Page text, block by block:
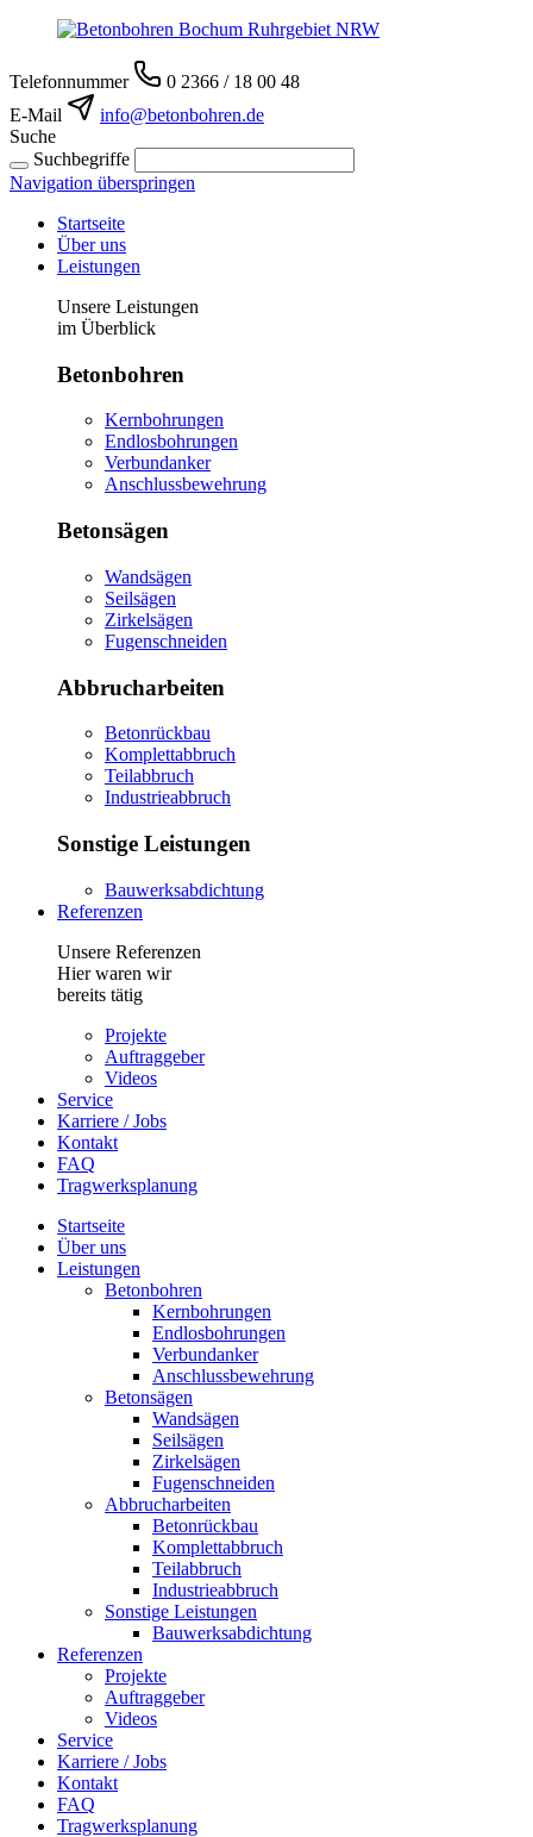
Telefonnummer
0 2366 / 18 00 48
E-Mail
info@betonbohren.de
Suche
Suchbegriffe
Navigation überspringen
Startseite
Über uns
Leistungen
Unsere Leistungen
im Überblick
Betonbohren
Kernbohrungen
Endlosbohrungen
Verbundanker
Anschlussbewehrung
Betonsägen
Wandsägen
Seilsägen
Zirkelsägen
Fugenschneiden
Abbrucharbeiten
Betonrückbau
Komplettabbruch
Teilabbruch
Industrieabbruch
Sonstige Leistungen
Bauwerksabdichtung
Referenzen
Unsere Referenzen
Hier waren wir
bereits tätig
Projekte
Auftraggeber
Videos
Service
Karriere / Jobs
Kontakt
FAQ
Tragwerksplanung
Startseite
Über uns
Leistungen
Betonbohren
Kernbohrungen
Endlosbohrungen
Verbundanker
Anschlussbewehrung
Betonsägen
Wandsägen
Seilsägen
Zirkelsägen
Fugenschneiden
Abbrucharbeiten
Betonrückbau
Komplettabbruch
Teilabbruch
Industrieabbruch
Sonstige Leistungen
Bauwerksabdichtung
Referenzen
Projekte
Auftraggeber
Videos
Service
Karriere / Jobs
Kontakt
FAQ
Tragwerksplanung